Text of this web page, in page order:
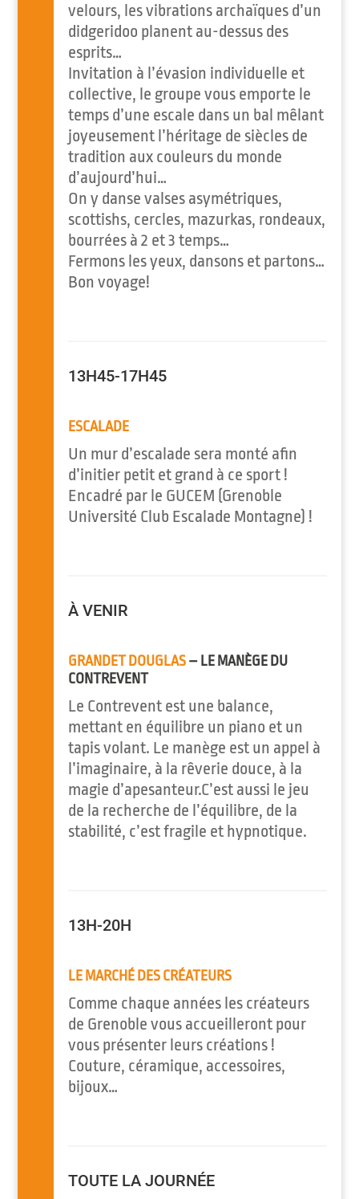
velours, les vibrations archaïques d’un
didgeridoo planent au-dessus des
esprits…
Invitation à l’évasion individuelle et
collective, le groupe vous emporte le
temps d’une escale dans un bal mêlant
joyeusement l’héritage de siècles de
tradition aux couleurs du monde
d’aujourd’hui…
On y danse valses asymétriques,
scottishs, cercles, mazurkas, rondeaux,
bourrées à 2 et 3 temps…
Fermons les yeux, dansons et partons…
Bon voyage!
13H45-17H45
ESCALADE
Un mur d’escalade sera monté afin
d’initier petit et grand à ce sport !
Encadré par le GUCEM (Grenoble
Université Club Escalade Montagne) !
À VENIR
GRANDET DOUGLAS – LE MANÈGE DU
CONTREVENT
Le Contrevent est une balance,
mettant en équilibre un piano et un
tapis volant. Le manège est un appel à
l’imaginaire, à la rêverie douce, à la
magie d’apesanteur.C’est aussi le jeu
de la recherche de l’équilibre, de la
stabilité, c’est fragile et hypnotique.
13H-20H
LE MARCHÉ DES CRÉATEURS
Comme chaque années les créateurs
de Grenoble vous accueilleront pour
vous présenter leurs créations !
Couture, céramique, accessoires,
bijoux…
TOUTE LA JOURNÉE